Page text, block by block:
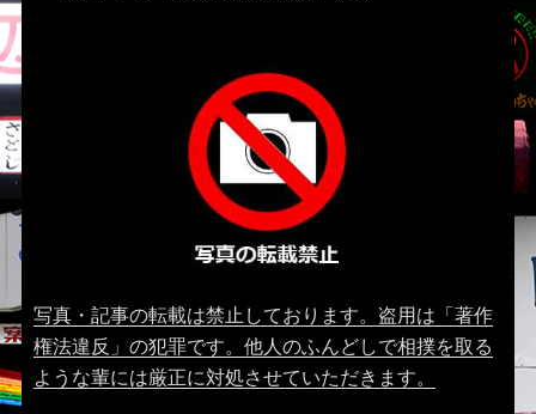
写真・記事の転載は禁止しております。盗用は「著作
権法違反」の犯罪です。他人のふんどしで相撲を取る
ような輩には厳正に対処させていただきます。